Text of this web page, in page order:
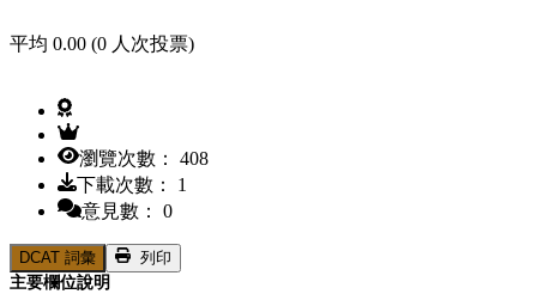
平均 0.00 (0 人次投票)
瀏覽次數： 408
下載次數： 1
意見數： 0
DCAT 詞彙
列印
主要欄位說明